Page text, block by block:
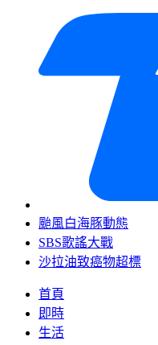
颱風白海豚動態
SBS歌謠大戰
沙拉油致癌物超標
首頁
即時
生活